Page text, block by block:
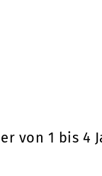
von 1 bis 4